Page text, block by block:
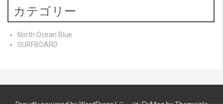
カテゴリー
North Ocean Blue
SURFBOARD